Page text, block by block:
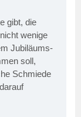
gibt, die
wenige
Jubiläums-
soll,
Schmiede